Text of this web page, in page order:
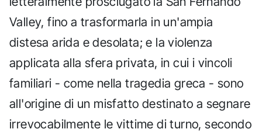
Valley, fino a trasformarla in un'ampia
distesa arida e desolata; e la violenza
applicata alla sfera privata, in cui i vincoli
familiari - come nella tragedia greca - sono
all'origine di un misfatto destinato a segnare
irrevocabilmente le vittime di turno, secondo